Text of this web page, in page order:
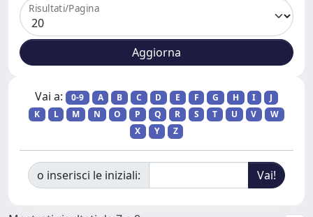
Risultati/Pagina
Vai a: 0-9 A B C D E F G H I
J
K
L M N O P Q R S T U V
W
X
Y Z
o inserisci le iniziali: